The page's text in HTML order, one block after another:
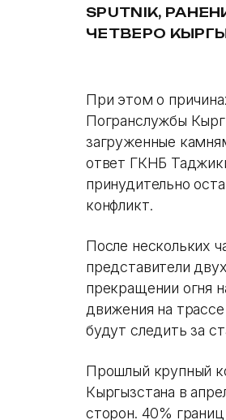
SPUTNIK,
ЧЕТВЕРО
При этом о
Погранслужбы
загруженные
ответ ГКНБ
принудительно
конфликт.
После нескольких
представители
прекращении огня
движения на
будут следить за
Прошлый крупный
Кыргызстана в
сторон. 40%